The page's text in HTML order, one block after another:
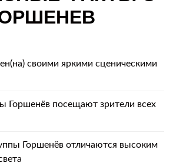
своими яркими сценическими
Горшенёв посещают зрители всех
Горшенёв отличаются высоким